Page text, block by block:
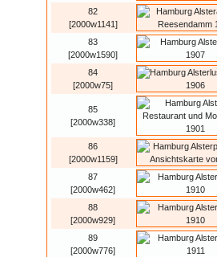
82
[2000w1141]
83
[2000w1590]
84
[2000w75]
85
[2000w338]
86
[2000w1159]
87
[2000w462]
88
[2000w929]
89
[2000w776]